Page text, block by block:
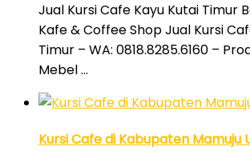
Jual Kursi Cafe Kayu Kutai Timur
Kafe & Coffee Shop Jual Kursi
Timur – WA: 0818.8285.6160 –
Mebel …
Kursi Cafe di Kabupaten Mamuju